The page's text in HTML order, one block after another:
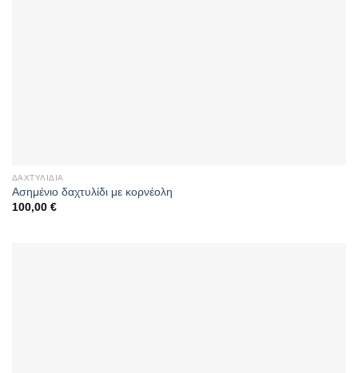
ΔΑΧΤΥΛΊΔΙΑ
Ασημένιο δαχτυλίδι με κορνέολη
100,00 €